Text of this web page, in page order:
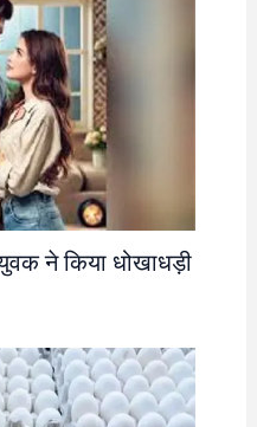
ने किया धोखाधड़ी